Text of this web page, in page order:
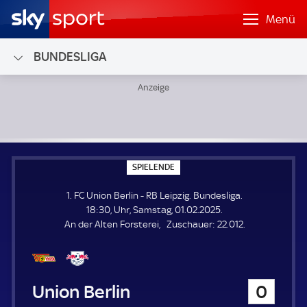
Menü
BUNDESLIGA
SPIELENDE
P
E
L
E
N
1. FC Union Berlin - RB Leipzig. Bundesliga.
18:30, Uhr, Samstag, 01.02.2025.
An der Alten Forsterei
Zuschauer: Z
22.012.
1. FC Union Berlin
0